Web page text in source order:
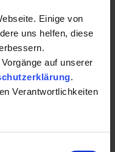
Einige von
uns helfen, diese
auf unserer
Verantwortlichkeiten
Bad